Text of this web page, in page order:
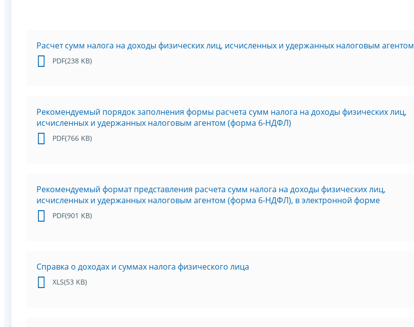
Расчет сумм налога на доходы физических лиц, исчисленных и удержанных налоговым агентом
PDF(238 KB)
Рекомендуемый порядок заполнения формы расчета сумм налога на доходы физических лиц,
исчисленных и удержанных налоговым агентом (форма 6-НДФЛ)
PDF(766 KB)
Рекомендуемый формат представления расчета сумм налога на доходы физических лиц,
исчисленных и удержанных налоговым агентом (форма 6-НДФЛ), в электронной форме
PDF(901 KB)
Справка о доходах и суммах налога физического лица
XLS(53 KB)